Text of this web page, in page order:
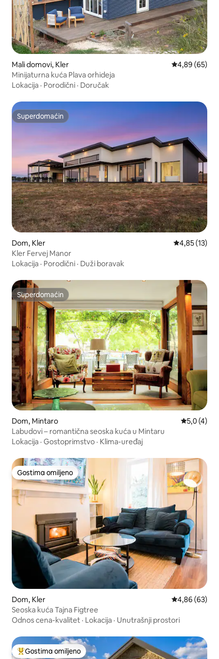
Mali domovi, Kler Prosečna
4,89 (65)
Minijaturna kuća Plava orhideja
Lokacija · Porodični · Doručak
Superdomaćin
Superdomaćin
Dom, Kler Prosečna
4,85 (13)
Kler Fervej Manor
Lokacija · Porodični · Duži boravak
Superdomaćin
Superdomaćin
Dom, Mintaro Prosečna
5,0 (4)
Labudovi – romantična seoska kuća u Mintaru
Lokacija · Gostoprimstvo · Klima-uređaj
Gostima omiljeno
Gostima omiljeno
Dom, Kler Prosečna
4,86 (63)
Seoska kuća Tajna Figtree
Odnos cena-kvalitet · Lokacija · Unutrašnji prostori
Najuspešniji među gostima omiljenim
Gostima omiljeno